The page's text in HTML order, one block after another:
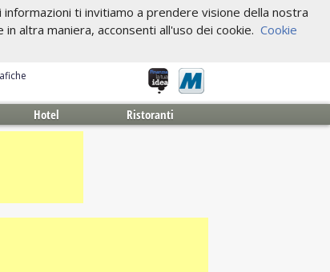
ti invitiamo a prendere visione della nostra
altra maniera, acconsenti all'uso dei cookie. Cookie
Hotel Ristoranti